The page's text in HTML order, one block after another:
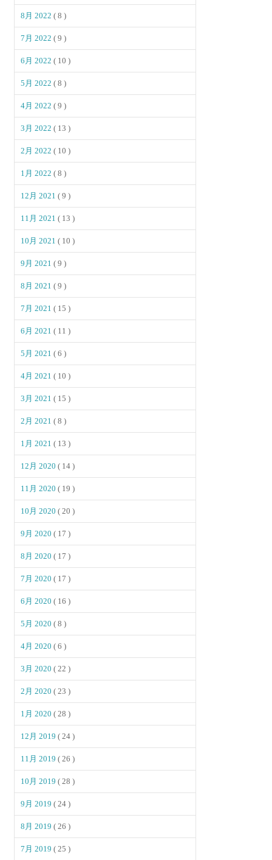
8月 2022( 8 )
7月 2022( 9 )
6月 2022( 10 )
5月 2022( 8 )
4月 2022( 9 )
3月 2022( 13 )
2月 2022( 10 )
1月 2022( 8 )
12月 2021( 9 )
11月 2021( 13 )
10月 2021( 10 )
9月 2021( 9 )
8月 2021( 9 )
7月 2021( 15 )
6月 2021( 11 )
5月 2021( 6 )
4月 2021( 10 )
3月 2021( 15 )
2月 2021( 8 )
1月 2021( 13 )
12月 2020( 14 )
11月 2020( 19 )
10月 2020( 20 )
9月 2020( 17 )
8月 2020( 17 )
7月 2020( 17 )
6月 2020( 16 )
5月 2020( 8 )
4月 2020( 6 )
3月 2020( 22 )
2月 2020( 23 )
1月 2020( 28 )
12月 2019( 24 )
11月 2019( 26 )
10月 2019( 28 )
9月 2019( 24 )
8月 2019( 26 )
7月 2019( 25 )